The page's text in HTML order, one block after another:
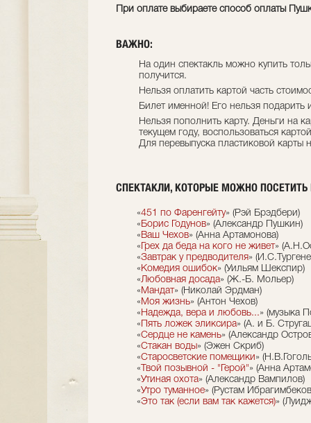
При оплате выбираете способ оплаты
ВАЖНО:
На один спектакль можно купить
получится.
Нельзя оплатить картой часть
Билет именной! Его нельзя подарить
Нельзя пополнить карту. Деньги на
текущем году, воспользоваться
Для перевыпуска пластиковой карты
СПЕКТАКЛИ, КОТОРЫЕ МОЖНО
«451 по Фаренгейту» (Рэй Брэдбери)
« Борис Годунов» (Александр Пушкин)
« Ваш Чехов» (Анна Артамонова)
« Грех да беда на кого не живет»
«Завтрак у предводителя»
« Комедия ошибок» (Уильям Шекспир)
«Любовная досада» (Ж.-Б. Мольер)
« Мандат» (Николай Эрдман)
« Моя жизнь» (Антон Чехов)
« Надежда, вера и любовь...» (музыка
« Пять ложек эликсира» (А. и Б.
«Сердце не камень» (Александр
«Стакан воды» (Эжен Скриб)
«Старосветские помещики»
« Твой позывной - "Герой"» (Анна
«Утиная охота» (Александр Вампилов)
«Утро туманное» (Рустам
«Это так (если вам так кажется)»